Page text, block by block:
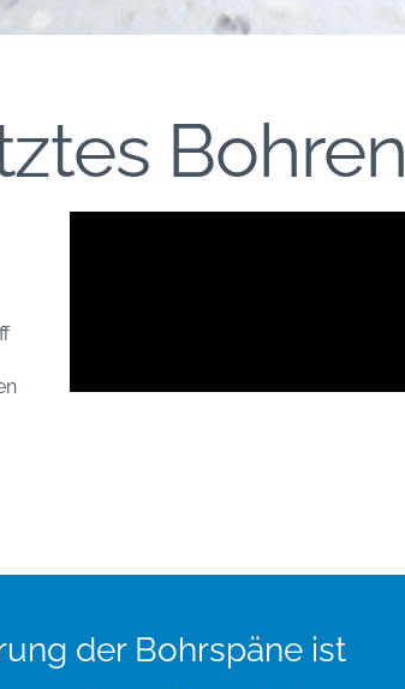
Bohren
der Bohrspäne ist